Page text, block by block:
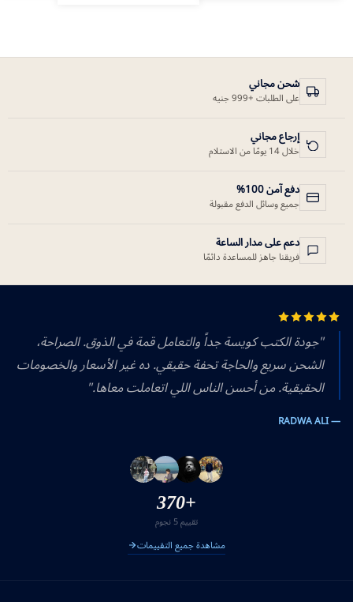
شحن مجاني
على الطلبات +999 جنيه
إرجاع مجاني
خلال 14 يومًا من الاستلام
دفع آمن 100%
جميع وسائل الدفع مقبولة
دعم على مدار الساعة
فريقنا جاهز للمساعدة دائمًا
"جودة الكتب كويسة جداً والتعامل قمة في الذوق. الصراحة،
الشحن سريع والحاجة تحفة حقيقي. ده غير الأسعار والخصومات
الحقيقية. من أحسن الناس اللي اتعاملت معاها."
— RADWA ALI
+370
تقييم 5 نجوم
مشاهدة جميع التقييمات